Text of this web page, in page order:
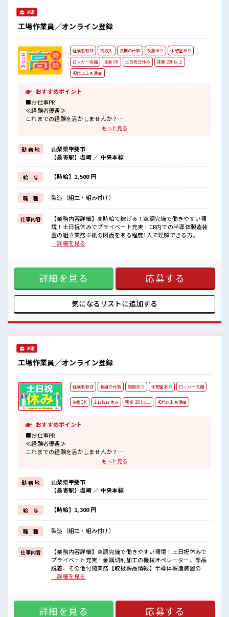
派遣
工場作業員／オンライン登録
経験者歓迎 高収入 長期の仕事 制服あり
休憩室あり
ロッカー完備
染髪OK 土日祝日休み
残業 20H以上
40代以上も活躍
おすすめポイント
■お仕事PR
≪経験者優遇≫
これまでの経験を活かしませんか？
≪残業多めでがっつり稼ぐ≫
高収入を希望される方にオススメ。
残業は月20時間以上あります♪
≪週休2日制≫
週末は家族や友人と一緒にプライベート満喫！
≪ヘアカラーOKで自由な雰囲気の職場≫
明るすぎたり奇抜でなければ基本的に自由！
(規定有)≪ラクラク制服アリ≫
制服があるので、
毎日の服装の悩み解消♪
≪自分に合った期間で働ける≫
福利厚生が整った派遣のお仕事です！
しっかり休める休憩室あり！
オンオフの切替もできちゃう！
職場にはロッカー完備！
私物の置きすぎには注意が必要ですね★
もっと見る
勤 務 地
山梨県甲斐市
【最寄駅】塩崎 ／ 中央本線
給 与 【時給】1,500 円
職 種 製造（組立・組み付け）
仕事内容
【業務内容詳細】高時給で稼げる！空調完備で働きやすい環
境！土日祝休みでプライベート充実！CR内での半導体製造装
置の組立業務※紙の図面をある程度1人で理解できる方。 ド
ライバーなどの工具使用経験がある方。【取扱製品情報】半
ょっとだけ…という方もOK！ ≪残業多めでがっつり稼ぐ≫
高収入を希望される方にオススメ。 残業は月20時間以上あり
ます♪ ≪週休2日制≫ 週末は家族や友人と一緒にプライベー
ト満喫！ ≪ヘアカラーOKで自由な雰囲気の職場≫ 明るすぎ
たり奇抜でなければ基本的に自由！ (規定有)≪ラクラク制服
アリ≫ 制服があるので、 毎日の服装の悩み解消♪ ≪自分に合
職場の雰囲気 明るすぎたり奇抜過ぎなければヘアカラーOK！
しっかり休める休憩室あり！ オンオフの切替もできちゃう！
…詳細を見る
詳細を見る 応募する
気になるリストに追加する
派遣
工場作業員／オンライン登録
経験者歓迎 長期の仕事 制服あり 休憩室あり ロッカー完備
染髪OK 土日祝日休み 残業 20H以上 40代以上も活躍
おすすめポイント
■お仕事PR
≪経験者優遇≫
これまでの経験を活かしませんか？
≪残業で稼げる≫
高収入を希望される方にオススメ。
残業は月20時間以上あります♪
≪週休2日制≫
週末は家族や友人と一緒にプライベート満喫！
≪ヘアカラーOKで自由な雰囲気の職場≫
明るすぎたり奇抜でなければ基本的に自由！
(規定有)≪ラクラク制服アリ≫
制服があるので、
毎日の服装の悩み解消♪
≪自分に合った期間で働ける≫
福利厚生が整った派遣のお仕事です！
派手過ぎなければOKだから、
モチベーションもUP！
もっと見る
勤 務 地
山梨県甲斐市
【最寄駅】塩崎 ／ 中央本線
給 与 【時給】1,300 円
職 種 製造（組立・組み付け）
仕事内容
【業務内容詳細】空調完備で働きやすい環境！土日祝休みで
プライベート充実！金属切削加工の機械オペレーター、部品
脱着、その他付随業務【取扱製品情報】半導体製造装置の製
造 ■お仕事PR ≪経験者優遇≫ これまでの経験を活かしません
スメ。 残業は月20時間以上あります♪ ≪週休2日制≫ 週末は
家族や友人と一緒にプライベート満喫！ ≪ヘアカラーOKで自
…詳細を見る
詳細を見る 応募する